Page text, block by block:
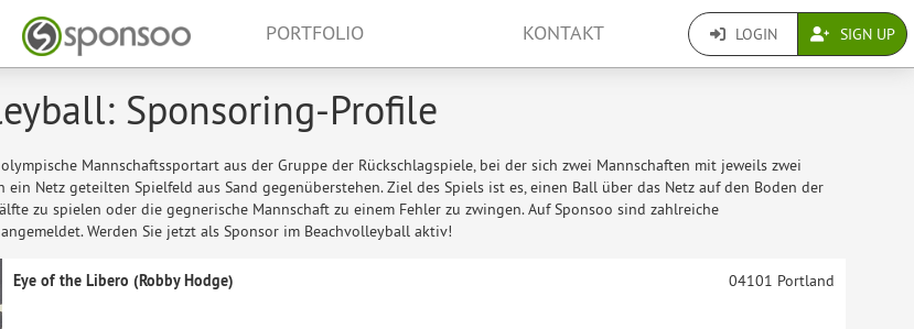
PORTFOLIO KONTAKT LOGIN SIGN UP
Sponsoring-Profile
Mannschaftssportart aus der Gruppe der Rückschlagspiele, bei der sich zwei Mannschaften mit jeweils zwei
ein Netz geteilten Spielfeld aus Sand gegenüberstehen. Ziel des Spiels ist es, einen Ball über das Netz auf den Boden der
zu spielen oder die gegnerische Mannschaft zu einem Fehler zu zwingen. Auf Sponsoo sind zahlreiche
Werden Sie jetzt als Sponsor im Beachvolleyball aktiv!
Eye of the Libero (Robby Hodge) 04101 Portland